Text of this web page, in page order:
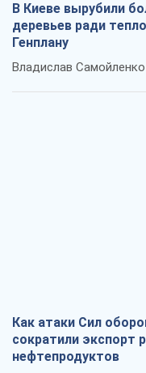
В Киеве вырубили
деревьев ради
Генплану
Владислав Самойленко
Как атаки Сил
сократили экспорт
нефтепродуктов